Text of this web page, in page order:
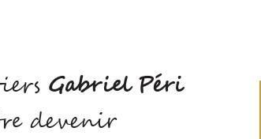
Gabriel Péri
devenir